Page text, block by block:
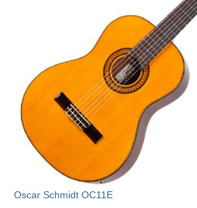
Oscar Schmidt OC11E